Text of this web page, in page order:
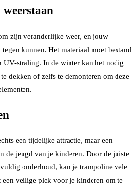
weerstaan
zijn veranderlijke weer, en jouw
kunnen. Het materiaal moet bestand
UV-straling. In de winter kan het nodig
dekken of zelfs te demonteren om deze
een tijdelijke attractie, maar een
de jeugd van je kinderen. Door de juiste
onderhoud, kan je trampoline vele
een veilige plek voor je kinderen om te